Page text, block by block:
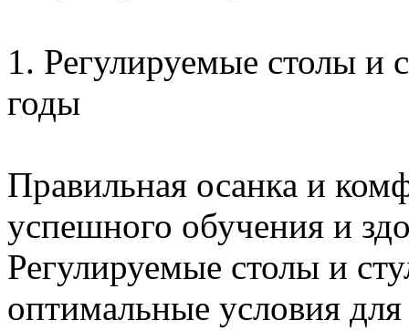
1. Регулируемые столы и
годы
Правильная осанка и
успешного обучения и
Регулируемые столы и
оптимальные условия